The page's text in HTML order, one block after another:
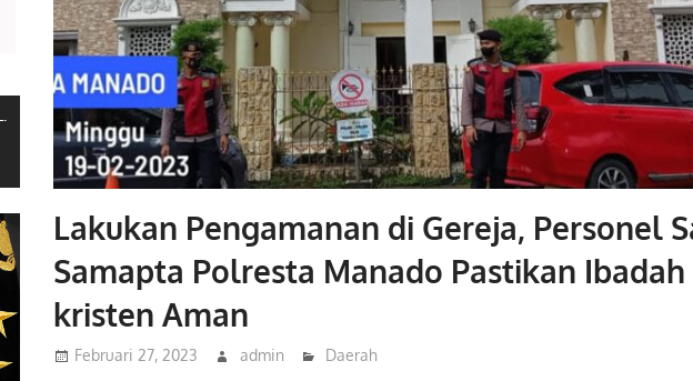
Lakukan Pengamanan di Gereja, Personel
Samapta Polresta Manado Pastikan
kristen Aman
Februari 27, 2023 admin Daerah